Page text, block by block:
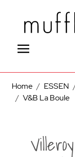
Home / ESSEN
/ V&B La Boule